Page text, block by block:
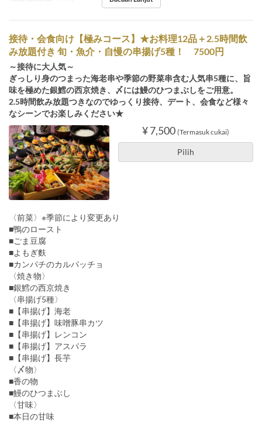
接待・会食向け【極みコース】★お料理12品＋2.5時間飲
み放題付き 旬・魚介・自慢の串揚げ5種！ 7500円
～接待に大人気～
ぎっしり身のつまった海老串や季節の野菜串含む人気串5種に、旨
味を極めた銀鱈の西京焼き、〆には鰻のひつまぶしをご用意。
2.5時間飲み放題つきなのでゆっくり接待、デート、会食など様々
なシーンでお楽しみください★
¥ 7,500 (Termasuk cukai)
Pilih
〈前菜〉※季節により変更あり
■鴨のロースト
■ごま豆腐
■よもぎ麩
■カンパチのカルパッチョ
〈焼き物〉
■銀鱈の西京焼き
〈串揚げ5種〉
■【串揚げ】海老
■【串揚げ】味噌豚串カツ
■【串揚げ】レンコン
■【串揚げ】アスパラ
■【串揚げ】長芋
〈〆物〉
■香の物
■鰻のひつまぶし
〈甘味〉
■本日の甘味